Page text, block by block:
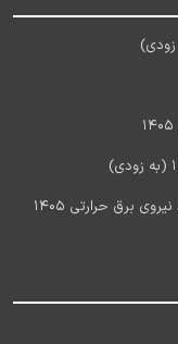
آخرین اخبار استخدام شرکت مادر تخصصی تولید نیروی برق حرارتی 1405